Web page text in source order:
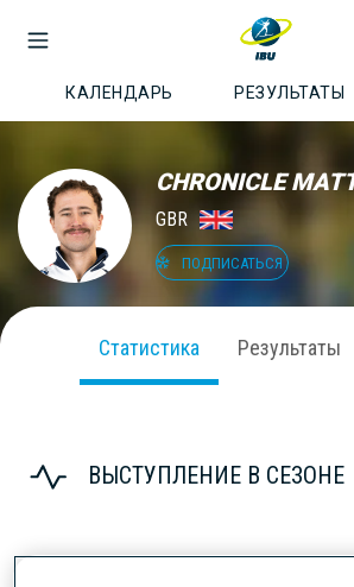
КАЛЕНДАРЬ РЕЗУЛЬТАТЫ
CHRONICLE
GBR
ПОДПИСАТЬСЯ
Статистика Результаты
ВЫСТУПЛЕНИЕ В СЕЗОНЕ